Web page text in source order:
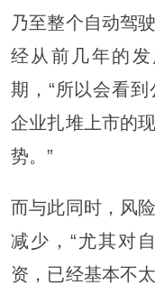
乃至整个自动驾
经从前几年的
期，“所以会看到
企业扎堆上市的
势。”
而与此同时，风
减少，“尤其对
资，已经基本不